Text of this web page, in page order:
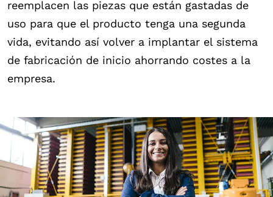
reemplacen las piezas que están gastadas de
uso para que el producto tenga una segunda
vida, evitando así volver a implantar el sistema
de fabricación de inicio ahorrando costes a la
empresa.